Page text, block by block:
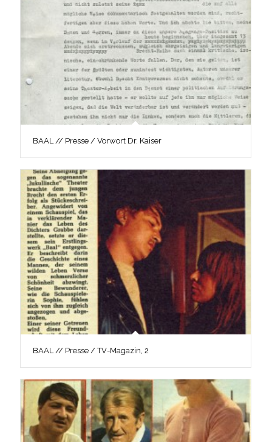
BAAL // Presse / Vorwort Dr. Kaiser
BAAL // Presse / TV-Magazin, 2